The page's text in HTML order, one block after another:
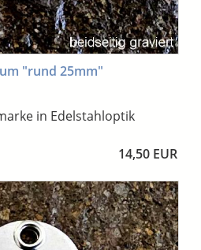
"rund 25mm"
in Edelstahloptik
14,50 EUR